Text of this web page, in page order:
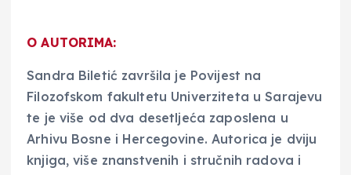
O AUTORIMA:
Sandra Biletić završila je Povijest na
Filozofskom fakultetu Univerziteta u Sarajevu
te je više od dva desetljeća zaposlena u
Arhivu Bosne i Hercegovine. Autorica je dviju
knjiga, više znanstvenih i stručnih radova i